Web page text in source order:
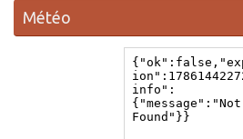
Météo